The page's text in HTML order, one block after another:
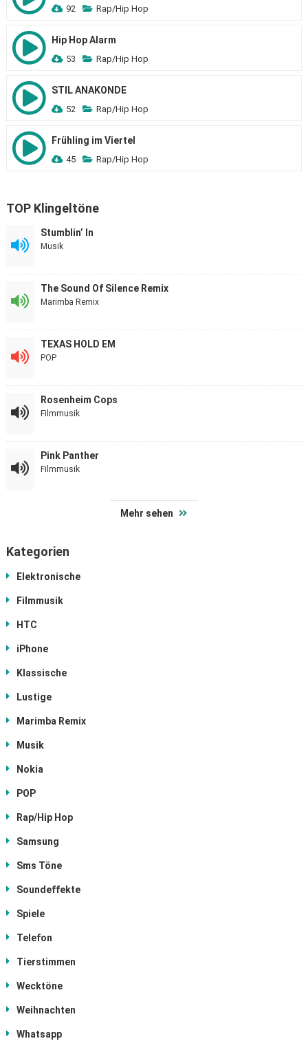
92 Rap/Hip Hop
Hip Hop Alarm
53 Rap/Hip Hop
STIL ANAKONDE
52 Rap/Hip Hop
Frühling im Viertel
45 Rap/Hip Hop
TOP Klingeltöne
Stumblin’ In
Musik
The Sound Of Silence Remix
Marimba Remix
TEXAS HOLD EM
POP
Rosenheim Cops
Filmmusik
Pink Panther
Filmmusik
Mehr sehen
Kategorien
Elektronische
Filmmusik
HTC
iPhone
Klassische
Lustige
Marimba Remix
Musik
Nokia
POP
Rap/Hip Hop
Samsung
Sms Töne
Soundeffekte
Spiele
Telefon
Tierstimmen
Wecktöne
Weihnachten
Whatsapp